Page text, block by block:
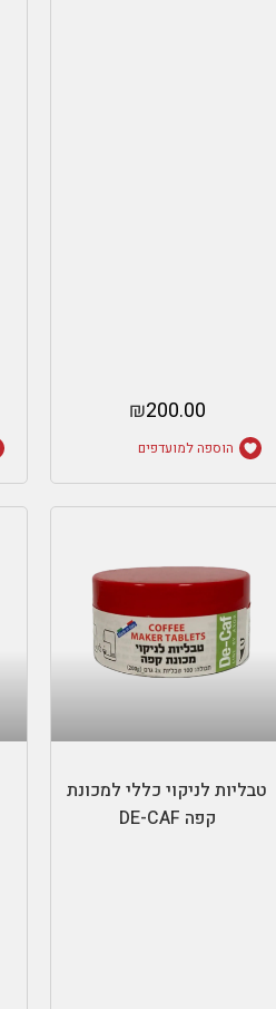
₪200.00
הוספה למועדפים
הוספה לסל
טבליות לניקוי כללי למכונת
קפה DE-CAF